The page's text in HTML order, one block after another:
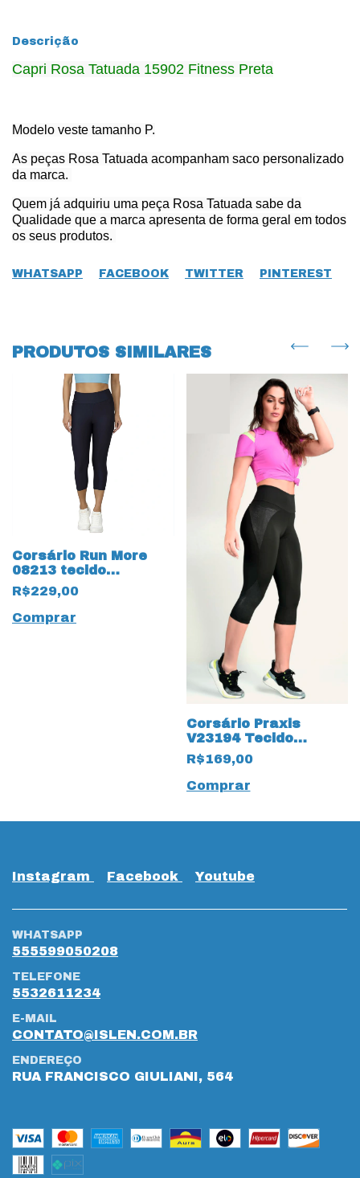
Descrição
Capri Rosa Tatuada 15902 Fitness Preta
Modelo veste tamanho P.
As peças Rosa Tatuada acompanham saco personalizado
da marca.
Quem já adquiriu uma peça Rosa Tatuada sabe da
Qualidade que a marca apresenta de forma geral em todos
os seus produtos.
WHATSAPP FACEBOOK TWITTER PINTEREST
PRODUTOS SIMILARES
Corsário Run More
08213 tecido
Compression com
Bolso
R$229,00
Comprar
Corsário Praxis
V23194 Tecido
Microfirbra Fresh Fit
Preto
R$169,00
Comprar
Instagram Facebook Youtube
WHATSAPP
555599050208
TELEFONE
5532611234
E-MAIL
CONTATO@ISLEN.COM.BR
ENDEREÇO
RUA FRANCISCO GIULIANI, 564